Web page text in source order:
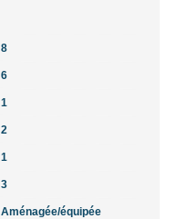
8
6
1
2
1
3
Aménagée/équipée